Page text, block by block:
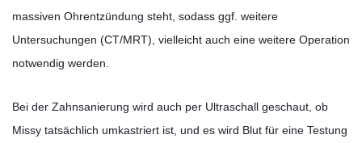
massiven Ohrentzündung steht, sodass ggf. weitere
Untersuchungen (CT/MRT), vielleicht auch eine weitere Operation
notwendig werden.
Bei der Zahnsanierung wird auch per Ultraschall geschaut, ob
Missy tatsächlich umkastriert ist, und es wird Blut für eine Testung